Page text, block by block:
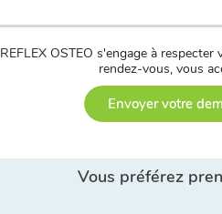
REFLEX OSTEO s'engage à
rendez-vous, vous
Envoyer votre
Vous préférez